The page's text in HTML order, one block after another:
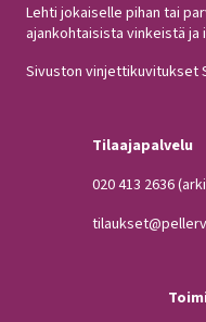
Lehti jokaiselle pihan tai
ajankohtaisista vinkeistä
Sivuston vinjettikuvitukset
Tilaajapalvelu
020 413 2636